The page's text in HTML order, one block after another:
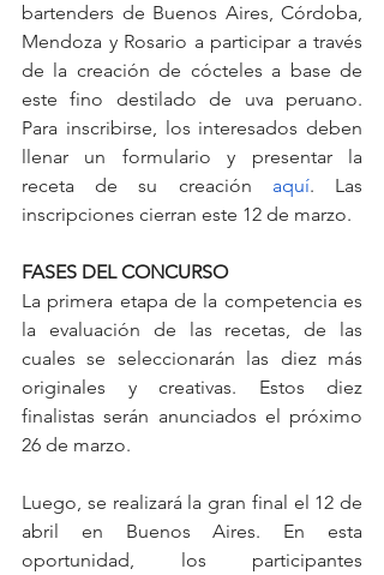
bartenders de Buenos Aires, Córdoba,
Mendoza y Rosario a participar a través
de la creación de cócteles a base de
este fino destilado de uva peruano.
Para inscribirse, los interesados deben
llenar un formulario y presentar la
receta de su creación aquí. Las
inscripciones cierran este 12 de marzo.
FASES DEL CONCURSO
La primera etapa de la competencia es
la evaluación de las recetas, de las
cuales se seleccionarán las diez más
originales y creativas. Estos diez
finalistas serán anunciados el próximo
26 de marzo.
Luego, se realizará la gran final el 12 de
abril en Buenos Aires. En esta
oportunidad, los participantes